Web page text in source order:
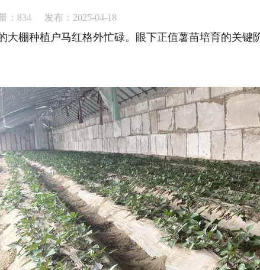
： 834 发布：2025-04-18
大棚种植户马红格外忙碌。眼下正值薯苗培育的关